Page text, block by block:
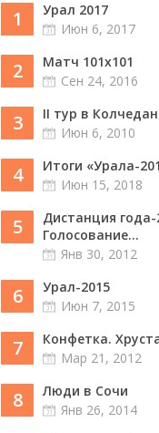
1
Урал 2017
Июн 6, 2017
2
Матч 101х101
Сен 24, 2016
3
II тур в
Июн 6, 2010
4
Итоги «Урала-
Июн 15, 2018
5
Дистанция года-
Голосование...
Янв 30, 2012
6
Урал-2015
Июн 7, 2015
7
Конфетка.
Мар 21, 2012
8
Люди в Сочи
Янв 26, 2014